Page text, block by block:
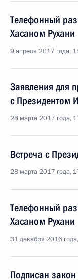
Телефонный
Хасаном Рухани
9 апреля 2017 года,
Заявления для
с Президентом
28 марта 2017 года,
Встреча с
28 марта 2017 года,
Телефонный
Хасаном Рухани
31 декабря 2016
Подписан